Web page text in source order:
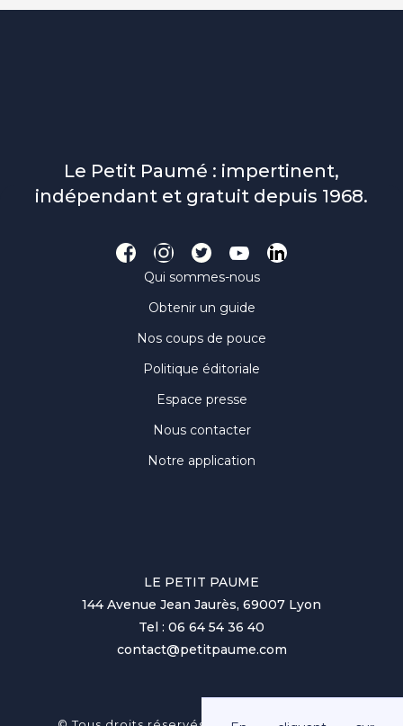
Le Petit Paumé : impertinent,
indépendant et gratuit depuis 1968.
Qui sommes-nous
Obtenir un guide
Nos coups de pouce
Politique éditoriale
Espace presse
Nous contacter
Notre application
LE PETIT PAUME
144 Avenue Jean Jaurès, 69007 Lyon
Tel : 06 64 54 36 40
contact@petitpaume.com